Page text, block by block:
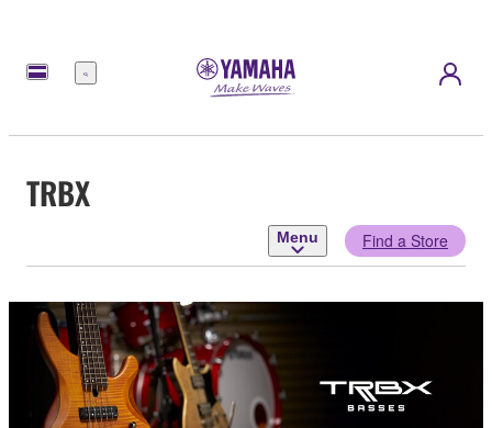
Menu
TRBX
Menu Find a Store